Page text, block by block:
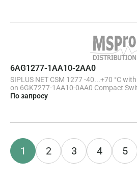
КОММ. МОДУЛЬ CM 1243-5, ДЛЯ
6AG1277-1AA10-2AA0
SIPLUS NET CSM 1277 -40...+70 °C
on 6GK7277-1AA10-0AA0 Compact
connection SIMATIC S7-1200 and up
По запросу
1 2 3 4 5